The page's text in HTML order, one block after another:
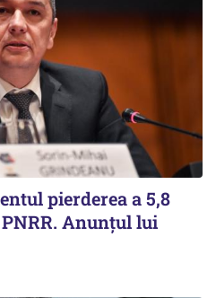
pierderea a 5,8
Anunțul lui